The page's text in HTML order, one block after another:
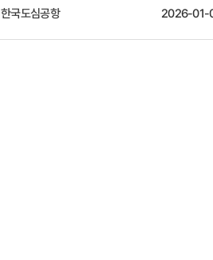
한국도심공항 2026-01-